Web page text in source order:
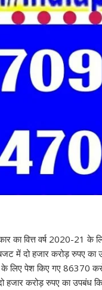
का वित्त वर्ष 2020-21 के
में दो हजार करोड़ रुपए का
के लिए पेश किए गए 86370
करोड़ रुपए का उपबंध